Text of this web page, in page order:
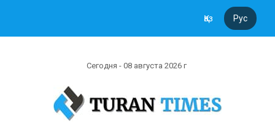
Қаз Рус
Сегодня - 08 августа 2026 г